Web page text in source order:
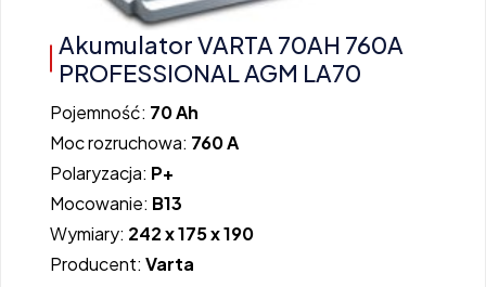
Akumulator VARTA 70AH 760A
PROFESSIONAL AGM LA70
Pojemność: 70 Ah
Moc rozruchowa: 760 A
Polaryzacja: P+
Mocowanie: B13
Wymiary: 242 x 175 x 190
Producent: Varta